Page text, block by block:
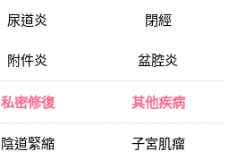
尿道炎
附件炎
閉經
盆腔炎
私密修復
陰道緊縮
其他疾病
子宮肌瘤